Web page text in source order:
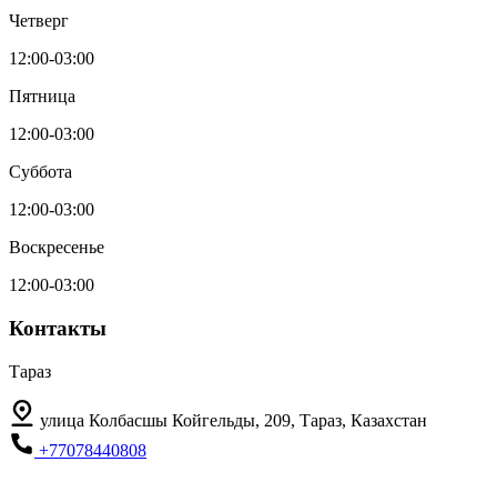
Четверг
12:00-03:00
Пятница
12:00-03:00
Суббота
12:00-03:00
Воскресенье
12:00-03:00
Контакты
Тараз
улица Колбасшы Койгельды, 209, Тараз, Казахстан
+77078440808